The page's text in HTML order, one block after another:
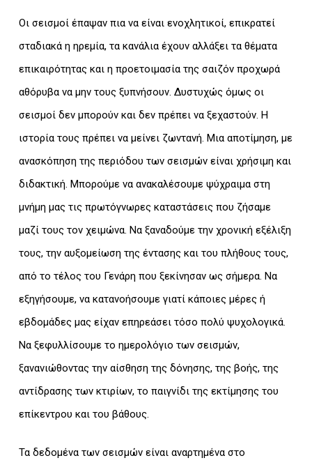
Οι σεισμοί έπαψαν πια να είναι ενοχλητικοί, επικρατεί
σταδιακά η ηρεμία, τα κανάλια έχουν αλλάξει τα θέματα
επικαιρότητας και η προετοιμασία της σαιζόν προχωρά
αθόρυβα να μην τους ξυπνήσουν. Δυστυχώς όμως οι
σεισμοί δεν μπορούν και δεν πρέπει να ξεχαστούν. Η
ιστορία τους πρέπει να μείνει ζωντανή. Μια αποτίμηση, με
ανασκόπηση της περιόδου των σεισμών είναι χρήσιμη και
διδακτική. Μπορούμε να ανακαλέσουμε ψύχραιμα στη
μνήμη μας τις πρωτόγνωρες καταστάσεις που ζήσαμε
μαζί τους τον χειμώνα. Να ξαναδούμε την χρονική εξέλιξη
τους, την αυξομείωση της έντασης και του πλήθους τους,
από το τέλος του Γενάρη που ξεκίνησαν ως σήμερα. Να
εξηγήσουμε, να κατανοήσουμε γιατί κάποιες μέρες ή
εβδομάδες μας είχαν επηρεάσει τόσο πολύ ψυχολογικά.
Να ξεφυλλίσουμε το ημερολόγιο των σεισμών,
ξανανιώθοντας την αίσθηση της δόνησης, της βοής, της
αντίδρασης των κτιρίων, το παιγνίδι της εκτίμησης του
επίκεντρου και του βάθους.
Τα δεδομένα των σεισμών είναι αναρτημένα στο